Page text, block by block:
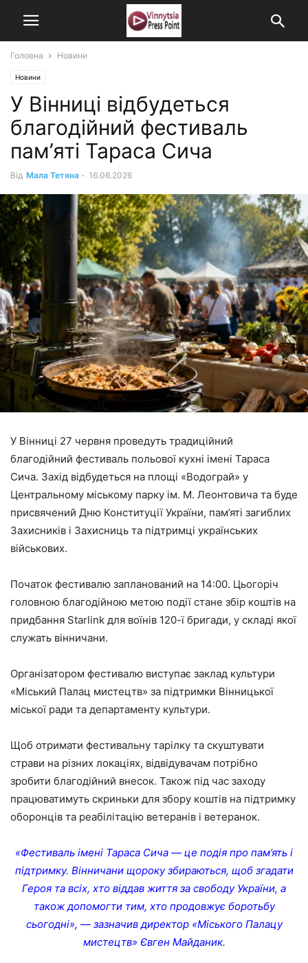
Головна Новини
Новини
У Вінниці відбудеться
благодійний фестиваль
пам’яті Тараса Сича
Від Мала Тетяна - 16.06.2026
У Вінниці 27 червня проведуть традиційний
благодійний фестиваль польової кухні імені Тараса
Сича. Захід відбудеться на площі «Водограй» у
Центральному міському парку ім. М. Леонтовича та буде
присвячений Дню Конституції України, пам’яті загиблих
Захисників і Захисниць та підтримці українських
військових.
Початок фестивалю запланований на 14:00. Цьогоріч
головною благодійною метою події стане збір коштів на
придбання Starlink для воїнів 120-ї бригади, у складі якої
служать вінничани.
Організатором фестивалю виступає заклад культури
«Міський Палац мистецтв» за підтримки Вінницької
міської ради та департаменту культури.
Щоб отримати фестивальну тарілку та скуштувати
страви на різних локаціях, відвідувачам потрібно
зробити благодійний внесок. Також під час заходу
працюватимуть скриньки для збору коштів на підтримку
оборонців та реабілітацію ветеранів і ветеранок.
«Фестиваль імені Тараса Сича — це подія про пам’ять і
підтримку. Вінничани щороку збираються, щоб згадати
Героя та всіх, хто віддав життя за свободу України, а
також допомогти тим, хто продовжує боротьбу
сьогодні», — зазначив директор «Міського Палацу
мистецтв» Євген Майданик.